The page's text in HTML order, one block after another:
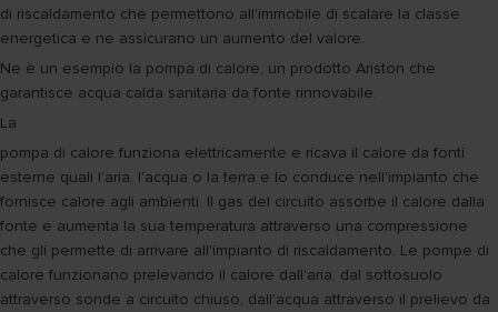
di riscaldamento che permettono all'immobile di scalare la classe
energetica e ne assicurano un aumento del valore.
Ne è un esempio la pompa di calore, un prodotto Ariston che
garantisce acqua calda sanitaria da fonte rinnovabile.
La
pompa di calore funziona elettricamente e ricava il calore da fonti
esterne quali l'aria, l'acqua o la terra e lo conduce nell'impianto che
fornisce calore agli ambienti. Il gas del circuito assorbe il calore dalla
fonte e aumenta la sua temperatura attraverso una compressione
che gli permette di arrivare all'impianto di riscaldamento. Le pompe di
calore funzionano prelevando il calore dall'aria, dal sottosuolo
attraverso sonde a circuito chiuso, dall'acqua attraverso il prelievo da